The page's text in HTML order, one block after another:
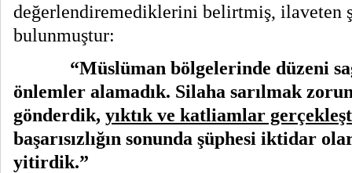
değerlendiremediklerini belirtmiş, ilaveten
bulunmuştur:
“Müslüman bölgelerinde düzeni
önlemler alamadık. Silaha sarılmak
gönderdik, yıktık ve katliamlar
başarısızlığın sonunda şüphesi iktidar
yitirdik.”